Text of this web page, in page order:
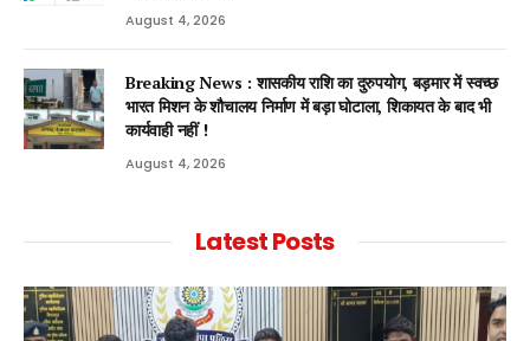
August 4, 2026
Breaking News : शासकीय राशि का दुरुपयोग, बड़मार में स्वच्छ
भारत मिशन के शौचालय निर्माण में बड़ा घोटाला, शिकायत के बाद भी
कार्यवाही नहीं !
August 4, 2026
Latest Posts